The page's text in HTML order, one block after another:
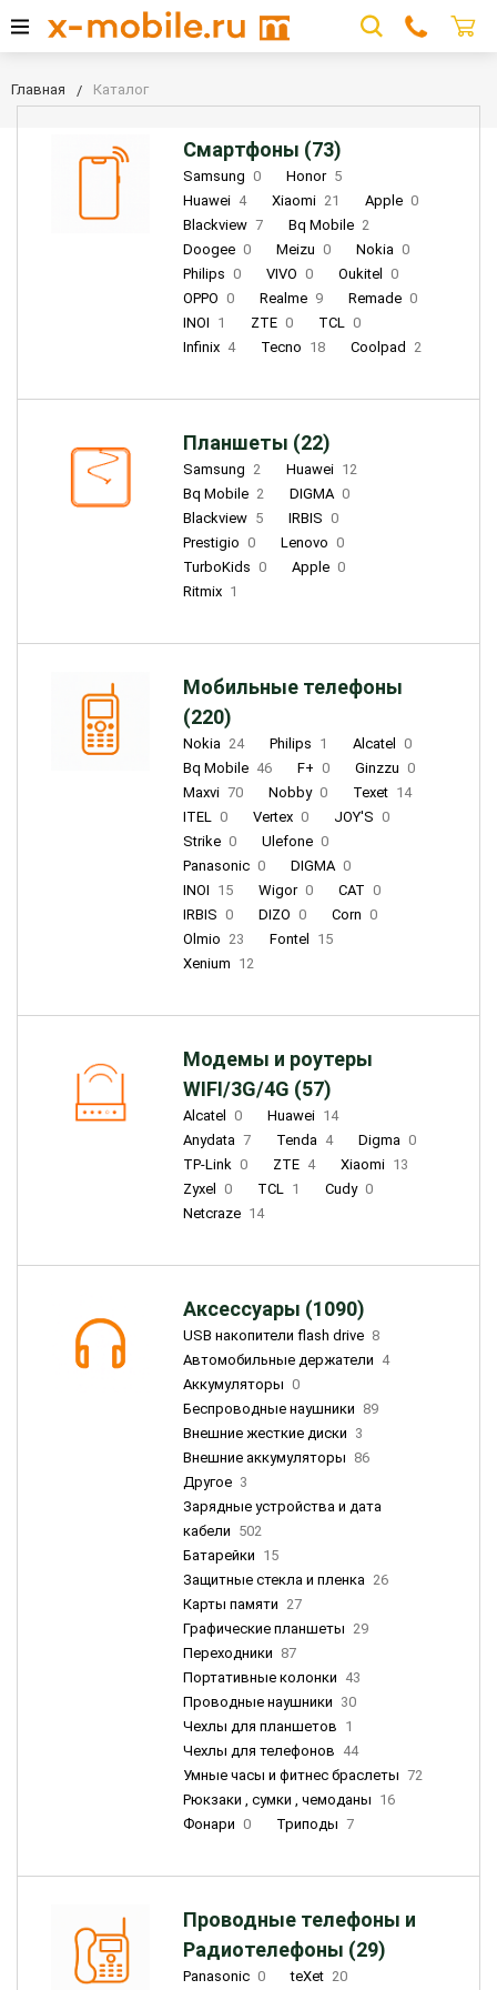
Главная Каталог
Смартфоны (73)
Samsung 0 Honor 5
Huawei 4 Xiaomi 21 Apple 0
Blackview 7 Bq Mobile 2
Doogee 0 Meizu 0 Nokia 0
Philips 0 VIVO 0 Oukitel
0
OPPO 0 Realme 9 Remade 0
INOI 1 ZTE 0 TCL 0
Infinix 4 Tecno 18 Coolpad 2
Планшеты (22)
Samsung 2 Huawei 12
Bq Mobile 2 DIGMA 0
Blackview 5 IRBIS 0
Prestigio 0 Lenovo 0
TurboKids 0 Apple 0
Ritmix 1
Мобильные телефоны
(220)
Nokia 24 Philips 1 Alcatel
0
Bq Mobile 46 F+ 0 Ginzzu 0
Maxvi 70 Nobby 0 Texet 14
ITEL 0 Vertex 0 JOY'S 0
Strike 0 Ulefone 0
Panasonic 0 DIGMA 0
INOI 15 Wigor 0 CAT 0
IRBIS 0 DIZO 0 Corn 0
Olmio 23 Fontel
15
Xenium 12
Модемы и роутеры
WIFI/3G/4G (57)
Alcatel 0 Huawei 14
Anydata 7 Tenda 4 Digma 0
TP-Link 0 ZTE 4 Xiaomi 13
Zyxel
0 TCL 1 Cudy 0
Netcraze 14
Аксессуары (1090)
USB накопители flash drive 8
Автомобильные держатели 4
Аккумуляторы 0
Беспроводные наушники 89
Внешние жесткие диски 3
Внешние аккумуляторы 86
Другое 3
Зарядные устройства и дата
кабели 502
Батарейки 15
Защитные стекла и пленка 26
Карты памяти 27
Графические планшеты 29
Переходники 87
Портативные колонки 43
Проводные наушники 30
Чехлы для планшетов 1
Чехлы для телефонов 44
Умные часы и фитнес браслеты 72
Рюкзаки , сумки , чемоданы 16
Фонари 0 Триподы 7
Проводные телефоны и
Радиотелефоны (29)
Panasonic 0 teXet 20